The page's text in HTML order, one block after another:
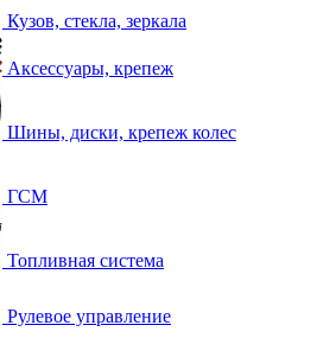
Кузов, стекла, зеркала
Аксессуары, крепеж
Шины, диски, крепеж колес
ГСМ
Топливная система
Рулевое управление